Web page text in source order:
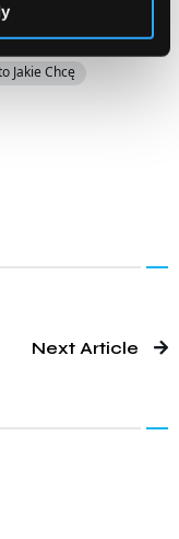
Jakie Chcę
Next Article